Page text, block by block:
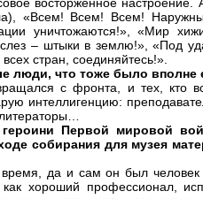
«Всем! Всем! Всем!
уничтожаются!», «Мир
– штыки в землю!», «Под
стран, соединяйтесь!».
люди, что тоже было вполне
с фронта, и тех, кто
интеллигенцию:
Первой мировой
собирания для музея
да и сам он был человек
хороший профессионал,